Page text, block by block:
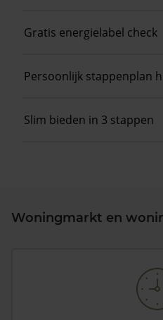
Gratis energielabel check
Persoonlijk stappenplan
Slim bieden in 3 stappen
Woningmarkt en